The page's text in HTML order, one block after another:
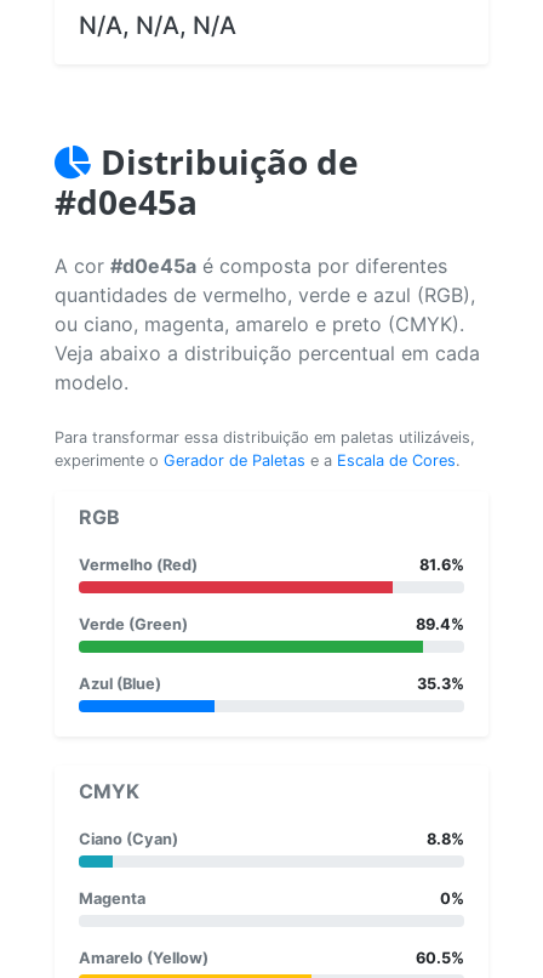
N/A, N/A, N/A
Distribuição de
#d0e45a
A cor #d0e45a é composta por diferentes
quantidades de vermelho, verde e azul (RGB),
ou ciano, magenta, amarelo e preto (CMYK).
Veja abaixo a distribuição percentual em cada
modelo.
Para transformar essa distribuição em paletas utilizáveis,
experimente o Gerador de Paletas e a Escala de Cores.
RGB
Vermelho (Red) 81.6%
Verde (Green) 89.4%
Azul (Blue) 35.3%
CMYK
Ciano (Cyan) 8.8%
Magenta 0%
Amarelo (Yellow) 60.5%